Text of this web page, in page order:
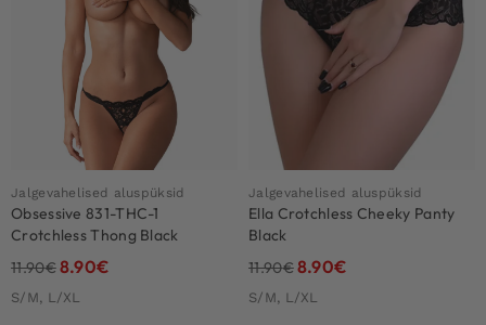
Jalgevahelised aluspüksid
Obsessive 831-THC-1
Crotchless Thong Black
11.90€8.90€
S/M, L/XL
Jalgevahelised aluspüksid
Ella Crotchless Cheeky Panty
Black
11.90€8.90€
S/M, L/XL